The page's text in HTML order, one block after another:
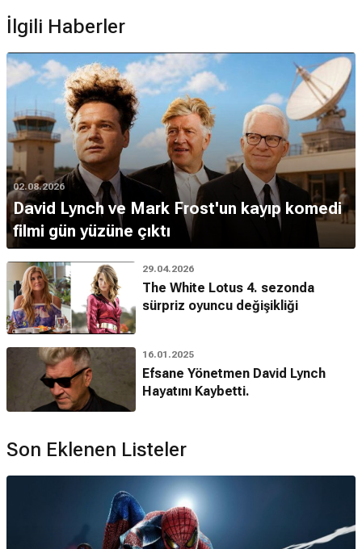
İlgili Haberler
02.08.2026
David Lynch ve Mark Frost'un kayıp komedi
filmi gün yüzüne çıktı
29.04.2026
The White Lotus 4. sezonda
sürpriz oyuncu değişikliği
16.01.2025
Efsane Yönetmen David Lynch
Hayatını Kaybetti.
Son Eklenen Listeler